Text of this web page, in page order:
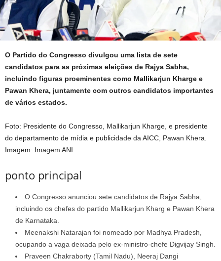
O Partido do Congresso divulgou uma lista de sete
candidatos para as próximas eleições de Rajya Sabha,
incluindo figuras proeminentes como Mallikarjun Kharge e
Pawan Khera, juntamente com outros candidatos importantes
de vários estados.
Foto: Presidente do Congresso, Mallikarjun Kharge, e presidente
do departamento de mídia e publicidade da AICC, Pawan Khera.
Imagem: Imagem ANI
ponto principal
O Congresso anunciou sete candidatos de Rajya Sabha,
incluindo os chefes do partido Mallikarjun Kharg e Pawan Khera
de Karnataka.
Meenakshi Natarajan foi nomeado por Madhya Pradesh,
ocupando a vaga deixada pelo ex-ministro-chefe Digvijay Singh.
Praveen Chakraborty (Tamil Nadu), Neeraj Dangi